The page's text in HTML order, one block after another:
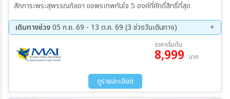
สักการะพระสุพรรณกัลยา ขอพรเทพทันใจ 5 องค์ที่ศักดิ์สิทธิ์ที่สุด
เดินทางช่วง05 ก.ย. 69 - 13 ต.ค. 69 (3 ช่วงวันเดินทาง)
19 ก.ย. 69 - 20 ก.ย. 69
12 ต.ค. 69 - 13 ต.ค. 69
ราคาเริ่มต้น
8,999 บาท
ดูรายละเอียด